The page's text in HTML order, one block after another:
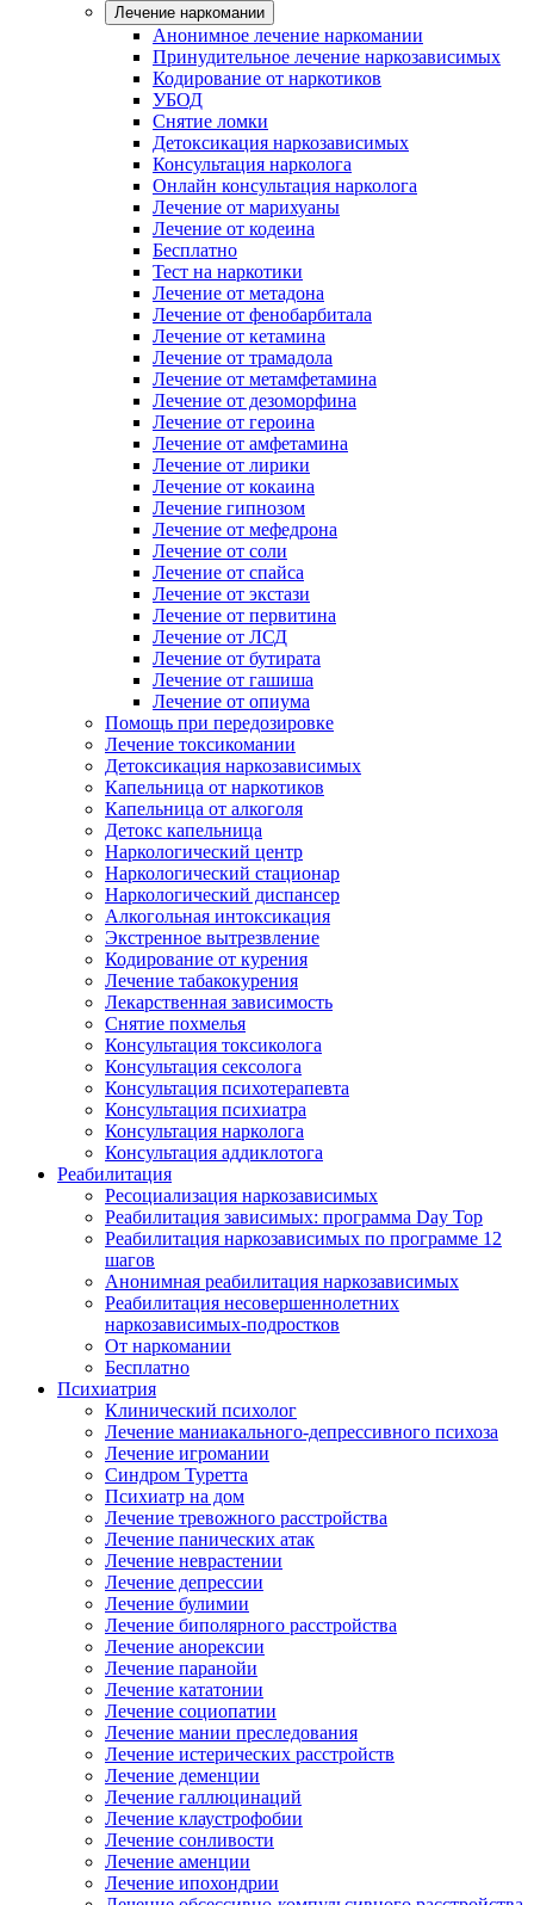
Лечение наркомании
Анонимное лечение наркомании
Принудительное лечение наркозависимых
Кодирование от наркотиков
УБОД
Снятие ломки
Детоксикация наркозависимых
Консультация нарколога
Онлайн консультация нарколога
Лечение от марихуаны
Лечение от кодеина
Бесплатно
Тест на наркотики
Лечение от метадона
Лечение от фенобарбитала
Лечение от кетамина
Лечение от трамадола
Лечение от метамфетамина
Лечение от дезоморфина
Лечение от героина
Лечение от амфетамина
Лечение от лирики
Лечение от кокаина
Лечение гипнозом
Лечение от мефедрона
Лечение от соли
Лечение от спайса
Лечение от экстази
Лечение от первитина
Лечение от ЛСД
Лечение от бутирата
Лечение от гашиша
Лечение от опиума
Помощь при передозировке
Лечение токсикомании
Детоксикация наркозависимых
Капельница от наркотиков
Капельница от алкоголя
Детокс капельница
Наркологический центр
Наркологический стационар
Наркологический диспансер
Алкогольная интоксикация
Экстренное вытрезвление
Кодирование от курения
Лечение табакокурения
Лекарственная зависимость
Снятие похмелья
Консультация токсиколога
Консультация сексолога
Консультация психотерапевта
Консультация психиатра
Консультация нарколога
Консультация аддиклотога
Реабилитация
Ресоциализация наркозависимых
Реабилитация зависимых: программа Day Top
Реабилитация наркозависимых по программе 12
шагов
Анонимная реабилитация наркозависимых
Реабилитация несовершеннолетних
наркозависимых-подростков
От наркомании
Бесплатно
Психиатрия
Клинический психолог
Лечение маниакального-депрессивного психоза
Лечение игромании
Синдром Туретта
Психиатр на дом
Лечение тревожного расстройства
Лечение панических атак
Лечение неврастении
Лечение депрессии
Лечение булимии
Лечение биполярного расстройства
Лечение анорексии
Лечение паранойи
Лечение кататонии
Лечение социопатии
Лечение мании преследования
Лечение истерических расстройств
Лечение деменции
Лечение галлюцинаций
Лечение клаустрофобии
Лечение сонливости
Лечение аменции
Лечение ипохондрии